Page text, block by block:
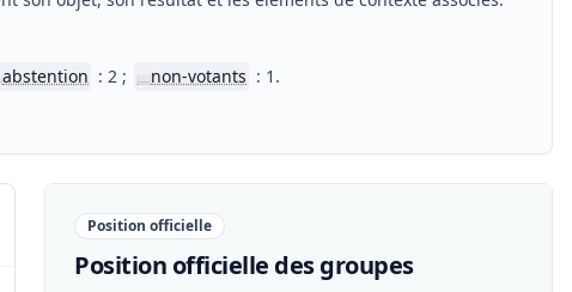
abstention : 2 ; 📖non-votants : 1.
Position officielle
Position officielle des groupes